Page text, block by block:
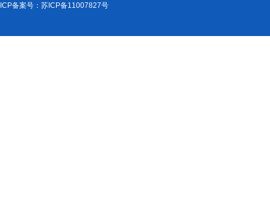
ICP备案号：苏ICP备11007827号